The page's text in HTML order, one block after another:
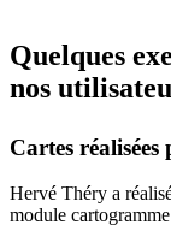
Quelques
nos
Cartes
Hervé Théry a
module